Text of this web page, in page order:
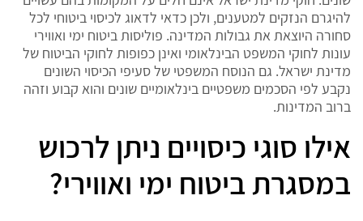
להיגרם הנזקים למטענים, ולכן כדאי לדאוג לכיסוי ביטוחי לכל
סחורה היוצאת את גבולות המדינה. פוליסות ביטוח ימי ואווירי
עונות לחוקי המשפט הבינלאומי ואינן כפופות לחוקי הביטוח של
מדינת ישראל. גם הנוסח המשפטי של סעיפי הכיסוי השונים
נקבע לפי הסכמים משפטיים בינלאומיים שונים והוא קבוע וזהה
ברוב המדינות.
אילו סוגי כיסויים ניתן לרכוש
במסגרת ביטוח ימי ואווירי?